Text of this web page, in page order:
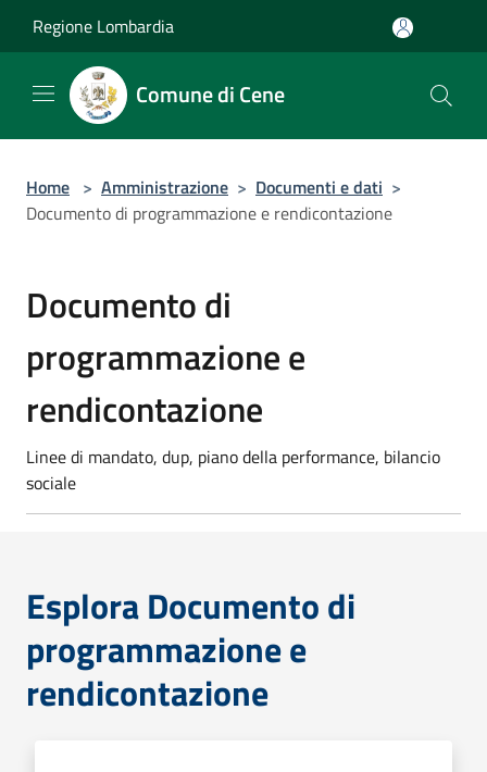
Regione Lombardia
Comune di Cene
Home > Amministrazione > Documenti e dati >
Documento di programmazione e rendicontazione
Documento di
programmazione e
rendicontazione
Linee di mandato, dup, piano della performance, bilancio
sociale
Esplora Documento di
programmazione e
rendicontazione